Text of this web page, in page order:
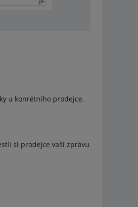
u konrétního prodejce.
si prodejce vaši zprávu